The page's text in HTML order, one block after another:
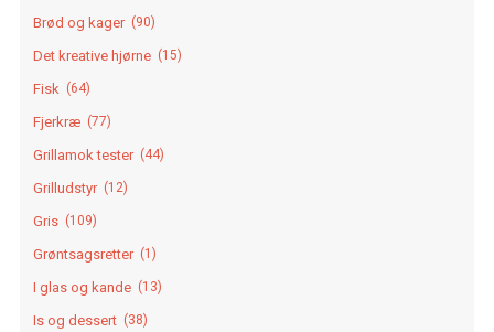
Brød og kager (90)
Det kreative hjørne (15)
Fisk (64)
Fjerkræ (77)
Grillamok tester (44)
Grilludstyr (12)
Gris (109)
Grøntsagsretter (1)
I glas og kande (13)
Is og dessert (38)